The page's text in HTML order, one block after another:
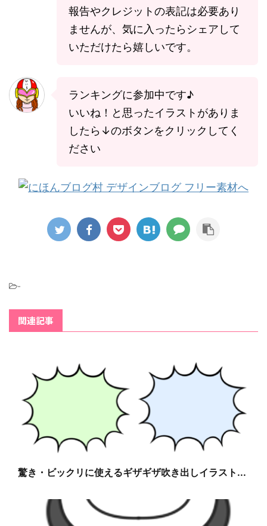
報告やクレジットの表記は必要あり
ませんが、気に入ったらシェアして
いただけたら嬉しいです。
ランキングに参加中です♪
いいね！と思ったイラストがありま
したら↓のボタンをクリックしてく
ださい
-
関連記事
驚き・ビックリに使えるギザギザ吹き出しイラスト...